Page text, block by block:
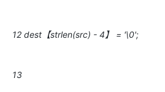
12 dest【strlen(src) - 4】 = '\0';
13